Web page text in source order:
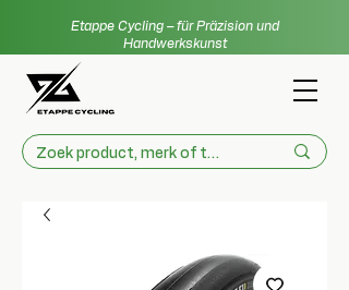
Etappe Cycling – für Präzision und
Handwerkskunst